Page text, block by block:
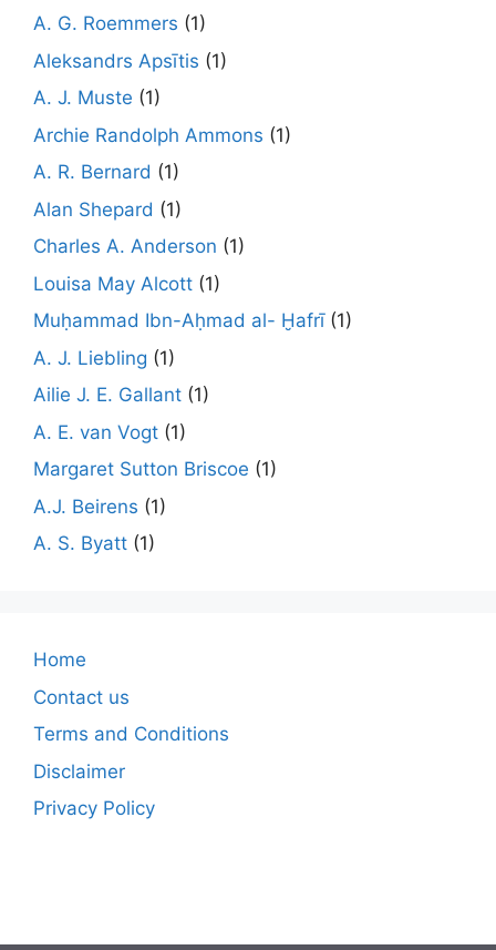
A. G. Roemmers (1)
Aleksandrs Apsītis (1)
A. J. Muste (1)
Archie Randolph Ammons (1)
A. R. Bernard (1)
Alan Shepard (1)
Charles A. Anderson (1)
Louisa May Alcott (1)
Muḥammad Ibn-Aḥmad al- Ḫafrī(1)
A. J. Liebling (1)
Ailie J. E. Gallant (1)
A. E. van Vogt (1)
Margaret Sutton Briscoe (1)
A.J. Beirens (1)
A. S. Byatt (1)
Home
Contact us
Terms and Conditions
Disclaimer
Privacy Policy